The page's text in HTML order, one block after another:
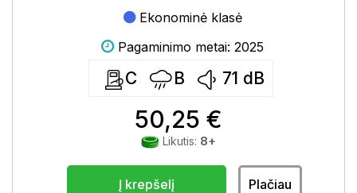
Ekonominė klasė
Pagaminimo metai: 2025
C B 71 dB
50,25 €
Likutis: 8+
Į krepšelį Plačiau